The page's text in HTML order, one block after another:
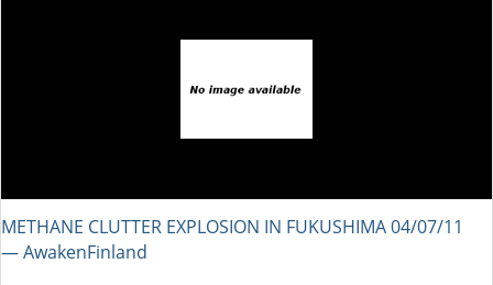
METHANE CLUTTER EXPLOSION IN FUKUSHIMA 04/07/11
― AwakenFinland